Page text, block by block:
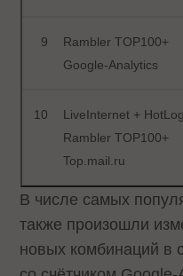
9
Rambler TOP100+
Google-Analytics
10
LiveInternet +
Rambler TOP100+
Top.mail.ru
В числе самых
также произошли
новых комбинаций в